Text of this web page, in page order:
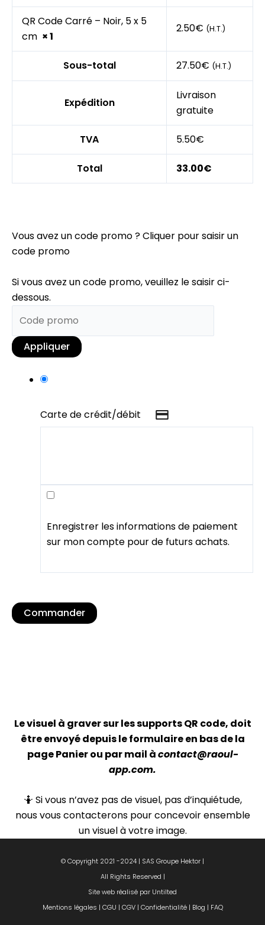
QR Code Carré – Noir, 5 x 5
cm × 1
2.50€ (H.T.)
Sous-total 27.50€ (H.T.)
Expédition
Livraison
gratuite
TVA 5.50€
Total 33.00€
Vous avez un code promo ?Cliquer pour saisir un
code promo
Si vous avez un code promo, veuillez le saisir ci-
dessous.
Appliquer
Carte de crédit/débit
Enregistrer les informations de paiement
sur mon compte pour de futurs achats.
Commander
Le visuel à graver sur les supports QR code, doit
être envoyé depuis le formulaire en bas de la
page Panier ou par mail àcontact@raoul-
app.com.
🤷 Si vous n’avez pas de visuel, pas d’inquiétude,
nous vous contacterons pour concevoir ensemble
un visuel à votre image.
© Copyright 2021 -2024 | SAS Groupe Hektor |
All Rights Reserved |
Site web réalisé par Untilted
Mentions légales | CGU | CGV| Confidentialité| Blog | FAQ